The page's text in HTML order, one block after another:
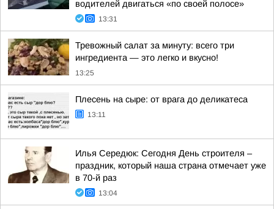
водителей двигаться «по своей полосе»
13:31
Тревожный салат за минуту: всего три
ингредиента — это легко и вкусно!
13:25
Плесень на сыре: от врага до деликатеса
13:11
Илья Середюк: Сегодня День строителя –
праздник, который наша страна отмечает уже
в 70-й раз
13:04